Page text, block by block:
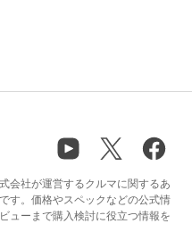
会社が運営するクルマに関するあ
す。価格やスペックなどの公式情
ューまで購入検討に役立つ情報を